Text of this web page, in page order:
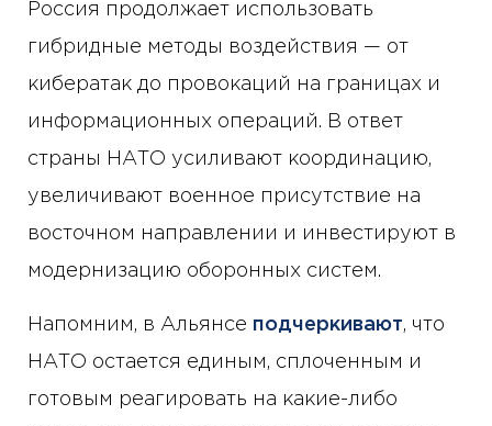
Россия продолжает использовать
гибридные методы воздействия — от
кибератак до провокаций на границах и
информационных операций. В ответ
страны НАТО усиливают координацию,
увеличивают военное присутствие на
восточном направлении и инвестируют в
модернизацию оборонных систем.
Напомним, в Альянсе подчеркивают, что
НАТО остается единым, сплоченным и
готовым реагировать на какие-либо